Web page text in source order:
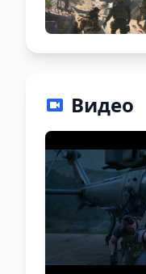
Видео